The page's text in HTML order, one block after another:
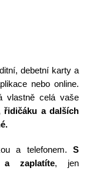
debetní karty a
nebo online.
vlastně celá vaše
řidičáku a dalších
a telefonem.S
zaplatíte, jen